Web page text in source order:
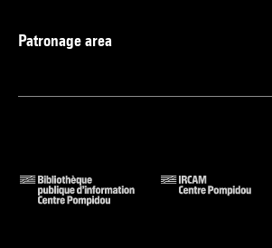
Patronage area